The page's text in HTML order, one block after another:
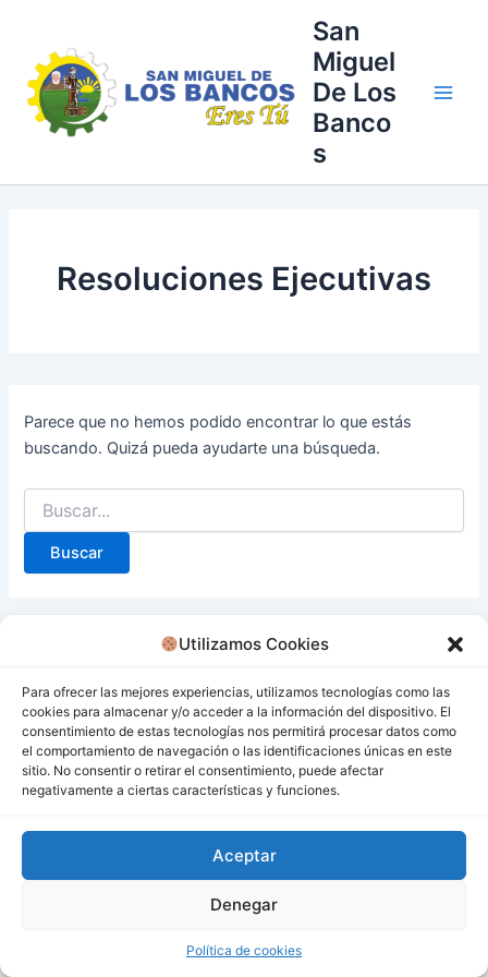
Utilizamos Cookies
Para ofrecer las mejores experiencias, utilizamos tecnologías como las
cookies para almacenar y/o acceder a la información del dispositivo. El
consentimiento de estas tecnologías nos permitirá procesar datos como
el comportamiento de navegación o las identificaciones únicas en este
sitio. No consentir o retirar el consentimiento, puede afectar
negativamente a ciertas características y funciones.
Aceptar
Denegar
Política de cookies
contenido
San
Miguel
De Los
Banco
s
Resoluciones Ejecutivas
Parece que no hemos podido encontrar lo que estás
buscando. Quizá pueda ayudarte una búsqueda.
Todos los derechos © 2026 San Miguel De Los Bancos |